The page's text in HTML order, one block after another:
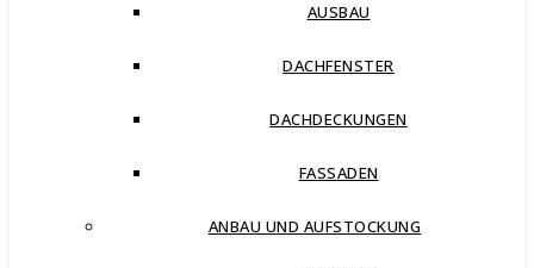
AUSBAU
DACHFENSTER
DACHDECKUNGEN
FASSADEN
ANBAU UND AUFSTOCKUNG